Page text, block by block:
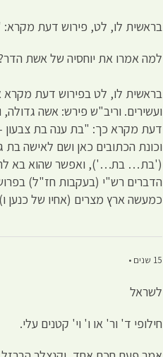
בראשית לו, לט, פירוש דעת מקרא:
למה אמרו את יוחסיה של אשת
בראשית לו, לט בפירוש דעת מקרא
ועשירים. וריב"ש פירש: אשה
דעת מקרא כך: "בת ענה בת צבעון
וכונת הכתובים כאן ושם לאישה
('בת… בת…'), ואפשר שהוא בא
הדברים רש"י (בעקבות חז"ל)
כמעשה ארץ מצרים (אחיו של
15 שנים •
לשראל
חילופי ד' ור' או ו' וי' קטנים עלי.